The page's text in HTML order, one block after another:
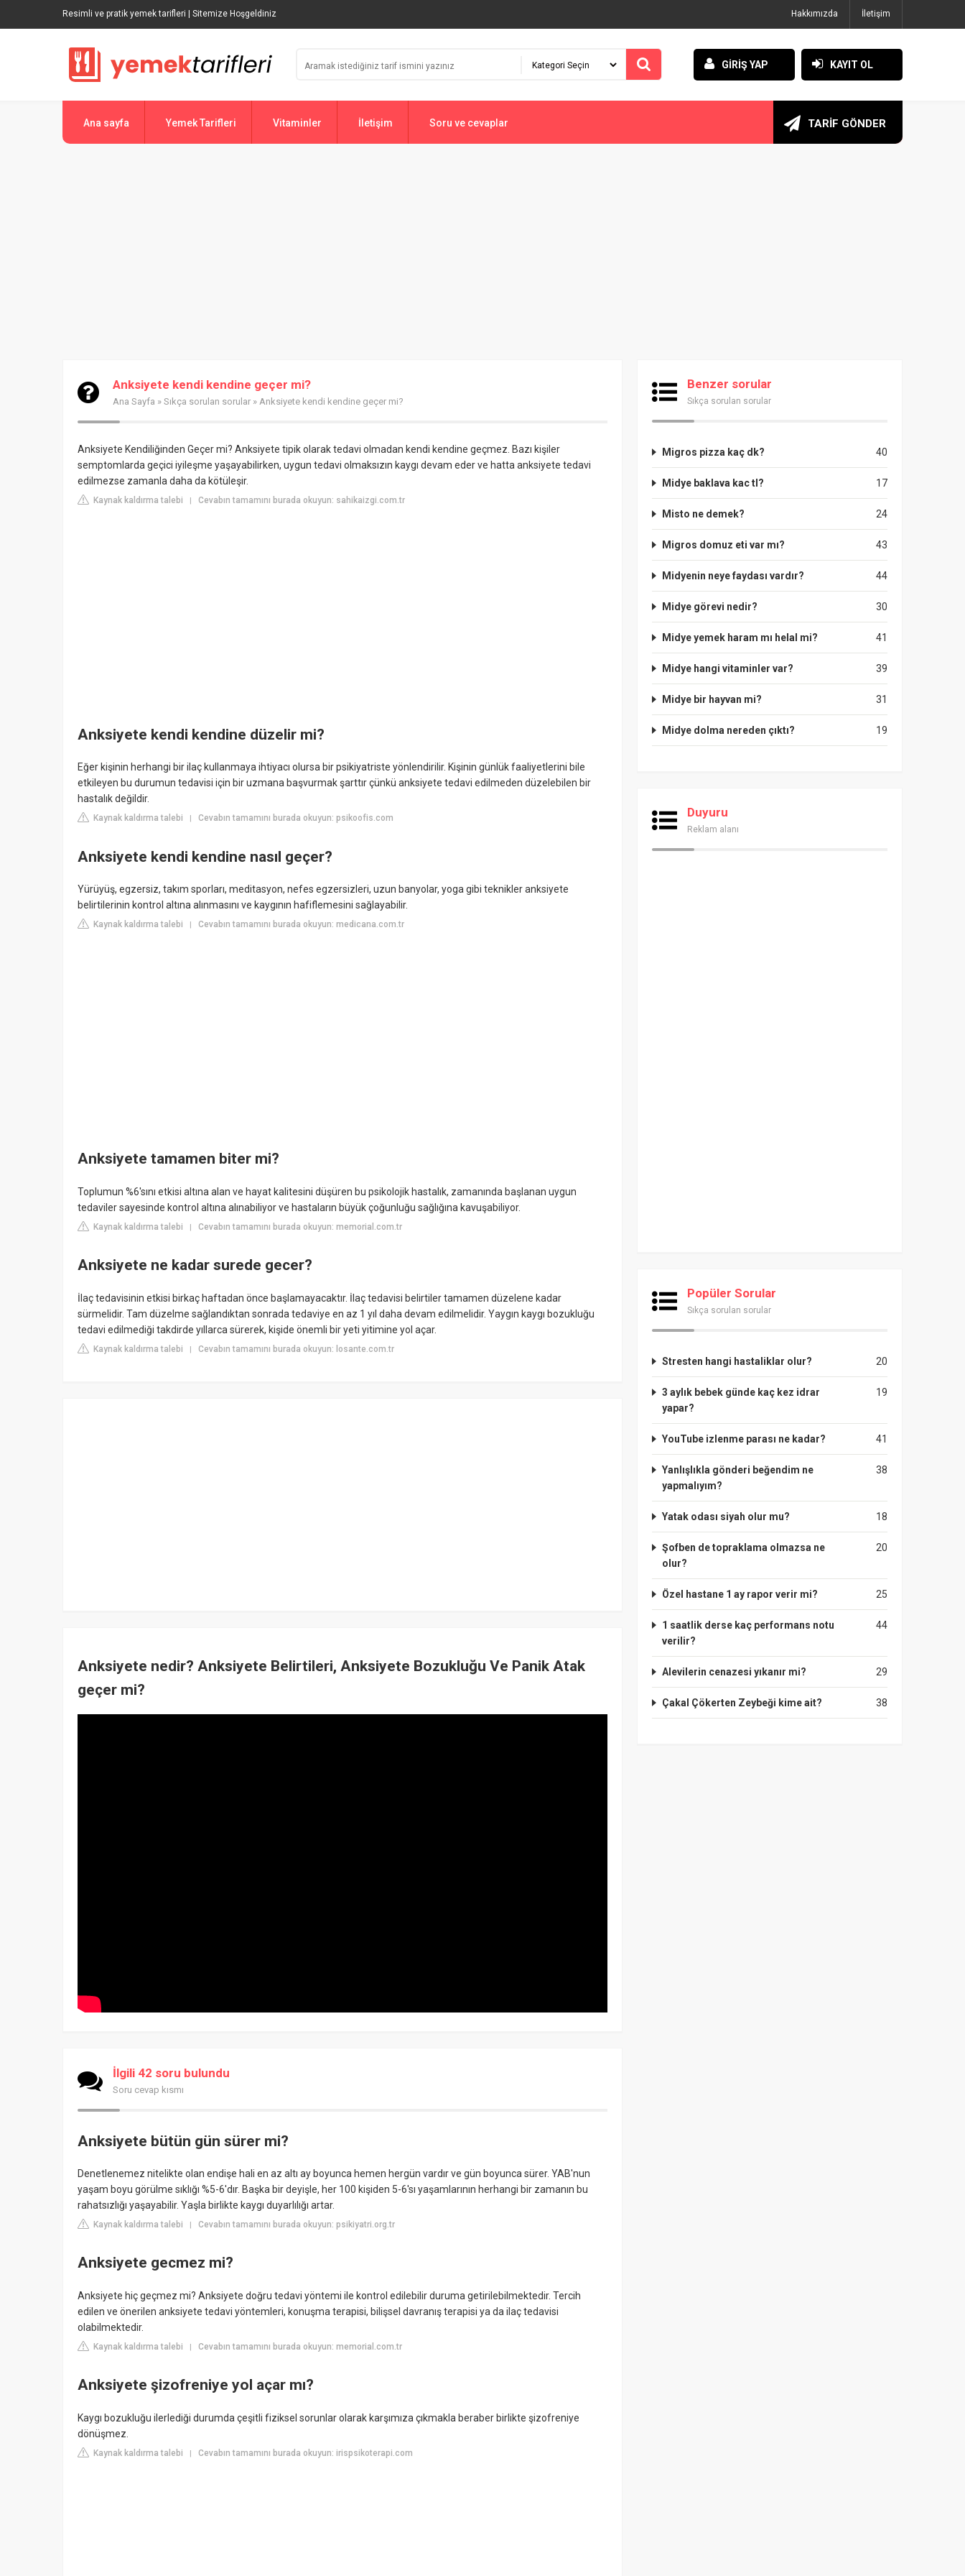
Resimli ve pratik yemek tarifleri | Sitemize Hoşgeldiniz Hakkımızda İletişim
GİRİŞ YAP KAYIT OL
Ana sayfa Yemek Tarifleri Vitaminler İletişim Soru ve cevaplar TARİF GÖNDER
Anksiyete kendi kendine geçer mi?
Ana Sayfa » Sıkça sorulan sorular » Anksiyete kendi kendine geçer mi?
Anksiyete Kendiliğinden Geçer mi? Anksiyete tipik olarak tedavi olmadan kendi kendine geçmez. Bazı kişiler
semptomlarda geçici iyileşme yaşayabilirken, uygun tedavi olmaksızın kaygı devam eder ve hatta anksiyete tedavi
edilmezse zamanla daha da kötüleşir.
Kaynak kaldırma talebi | Cevabın tamamını burada okuyun: sahikaizgi.com.tr
Anksiyete kendi kendine düzelir mi?
Eğer kişinin herhangi bir ilaç kullanmaya ihtiyacı olursa bir psikiyatriste yönlendirilir. Kişinin günlük faaliyetlerini bile
etkileyen bu durumun tedavisi için bir uzmana başvurmak şarttır çünkü anksiyete tedavi edilmeden düzelebilen bir
hastalık değildir.
Kaynak kaldırma talebi Cevabın tamamını burada okuyun: psikoofis.com
Anksiyete kendi kendine nasıl geçer?
Yürüyüş, egzersiz, takım sporları, meditasyon, nefes egzersizleri, uzun banyolar, yoga gibi teknikler anksiyete
belirtilerinin kontrol altına alınmasını ve kaygının hafiflemesini sağlayabilir.
Kaynak kaldırma talebi Cevabın tamamını burada okuyun: medicana.com.tr
Anksiyete tamamen biter mi?
Toplumun %6'sını etkisi altına alan ve hayat kalitesini düşüren bu psikolojik hastalık, zamanında başlanan uygun
tedaviler sayesinde kontrol altına alınabiliyor ve hastaların büyük çoğunluğu sağlığına kavuşabiliyor.
Kaynak kaldırma talebi | Cevabın tamamını burada okuyun: memorial.com.tr
Anksiyete ne kadar surede gecer?
İlaç tedavisinin etkisi birkaç haftadan önce başlamayacaktır. İlaç tedavisi belirtiler tamamen düzelene kadar
sürmelidir. Tam düzelme sağlandıktan sonrada tedaviye en az 1 yıl daha devam edilmelidir. Yaygın kaygı bozukluğu
tedavi edilmediği takdirde yıllarca sürerek, kişide önemli bir yeti yitimine yol açar.
Kaynak kaldırma talebi | Cevabın tamamını burada okuyun: losante.com.tr
Anksiyete nedir? Anksiyete Belirtileri, Anksiyete Bozukluğu Ve Panik Atak
geçer mi?
İlgili 42 soru bulundu
Soru cevap kısmı
Anksiyete bütün gün sürer mi?
Denetlenemez nitelikte olan endişe hali en az altı ay boyunca hemen hergün vardır ve gün boyunca sürer. YAB'nun
yaşam boyu görülme sıklığı %5-6'dır. Başka bir deyişle, her 100 kişiden 5-6'sı yaşamlarının herhangi bir zamanın bu
rahatsızlığı yaşayabilir. Yaşla birlikte kaygı duyarlılığı artar.
Kaynak kaldırma talebi | Cevabın tamamını burada okuyun: psikiyatri.org.tr
Anksiyete gecmez mi?
Anksiyete hiç geçmez mi? Anksiyete doğru tedavi yöntemi ile kontrol edilebilir duruma getirilebilmektedir. Tercih
edilen ve önerilen anksiyete tedavi yöntemleri, konuşma terapisi, bilişsel davranış terapisi ya da ilaç tedavisi
olabilmektedir.
Kaynak kaldırma talebi | Cevabın tamamını burada okuyun: memorial.com.tr
Anksiyete şizofreniye yol açar mı?
Kaygı bozukluğu ilerlediği durumda çeşitli fiziksel sorunlar olarak karşımıza çıkmakla beraber birlikte şizofreniye
dönüşmez.
Kaynak kaldırma talebi | Cevabın tamamını burada okuyun: irispsikoterapi.com
Benzer sorular
Sıkça sorulan sorular
40
Migros pizza kaç dk?
17
Midye baklava kac tl?
24
Misto ne demek?
43
Migros domuz eti var mı?
44
Midyenin neye faydası vardır?
30
Midye görevi nedir?
41
Midye yemek haram mı helal mi?
39
Midye hangi vitaminler var?
31
Midye bir hayvan mi?
19
Midye dolma nereden çıktı?
Duyuru
Reklam alanı
Popüler Sorular
Sıkça sorulan sorular
20
Stresten hangi hastaliklar olur?
19
3 aylık bebek günde kaç kez idrar
yapar?
41
YouTube izlenme parası ne kadar?
38
Yanlışlıkla gönderi beğendim ne
yapmalıyım?
18
Yatak odası siyah olur mu?
20
Şofben de topraklama olmazsa ne
olur?
25
Özel hastane 1 ay rapor verir mi?
44
1 saatlik derse kaç performans notu
verilir?
29
Alevilerin cenazesi yıkanır mi?
38
Çakal Çökerten Zeybeği kime ait?